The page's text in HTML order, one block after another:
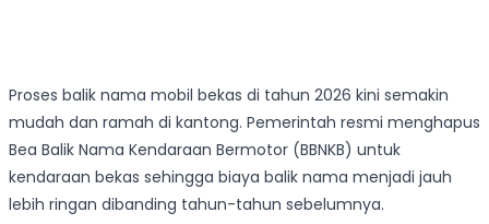
Proses balik nama mobil bekas di tahun 2026 kini semakin
mudah dan ramah di kantong. Pemerintah resmi menghapus
Bea Balik Nama Kendaraan Bermotor (BBNKB) untuk
kendaraan bekas sehingga biaya balik nama menjadi jauh
lebih ringan dibanding tahun-tahun sebelumnya.